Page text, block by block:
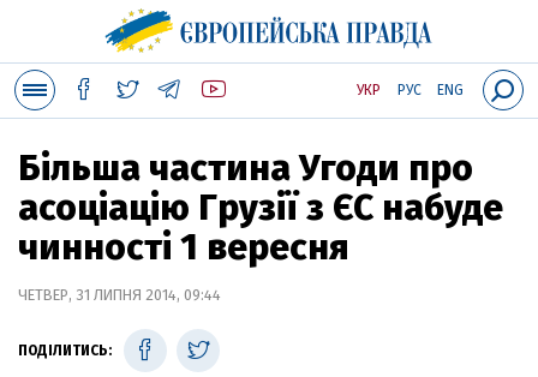
УКР РУС ENG
Більша частина Угоди про
асоціацію Грузії з ЄС набуде
чинності 1 вересня
ЧЕТВЕР, 31 ЛИПНЯ 2014, 09:44
ПОДІЛИТИСЬ: